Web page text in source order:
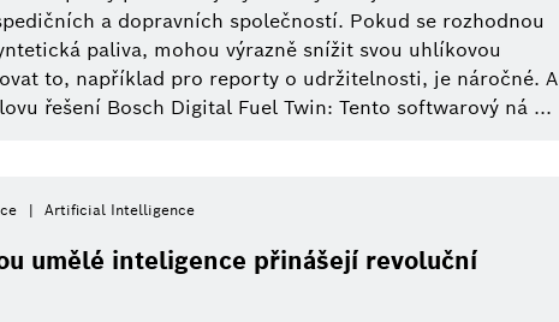
a dopravních společností. Pokud se rozhodnou
paliva, mohou výrazně snížit svou uhlíkovou
to, například pro reporty o udržitelnosti, je náročné. A
řešení Bosch Digital Fuel Twin: Tento softwarový ná ...
Artificial Intelligence
umělé inteligence přinášejí revoluční